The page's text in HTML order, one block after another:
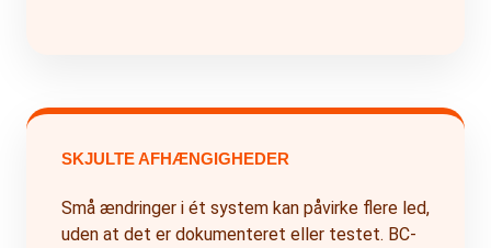
SKJULTE AFHÆNGIGHEDER
Små ændringer i ét system kan påvirke flere led,
uden at det er dokumenteret eller testet. BC-